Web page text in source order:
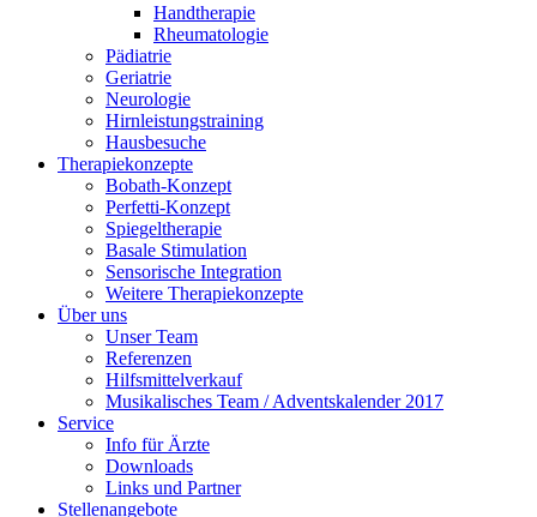
Handtherapie
Rheumatologie
Pädiatrie
Geriatrie
Neurologie
Hirnleistungstraining
Hausbesuche
Therapiekonzepte
Bobath-Konzept
Perfetti-Konzept
Spiegeltherapie
Basale Stimulation
Sensorische Integration
Weitere Therapiekonzepte
Über uns
Unser Team
Referenzen
Hilfsmittelverkauf
Musikalisches Team / Adventskalender 2017
Service
Info für Ärzte
Downloads
Links und Partner
Stellenangebote